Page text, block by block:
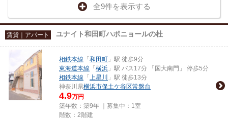
全9件を表示する
賃貸｜アパート ユナイト和田町ハポニョールの杜
相鉄本線 「 和田町 」駅 徒歩9分
東海道本線 「 横浜 」駅 バス17分 「国大南門」 停歩5分
相鉄本線 「 上星川
」駅 徒歩13分
神奈川県横浜市保土ケ谷区常盤台
4.9万円
築年数：築9年 ｜募集中： 1室
階数：2階建